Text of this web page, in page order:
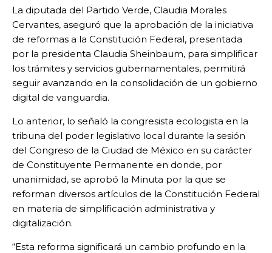
La diputada del Partido Verde, Claudia Morales
Cervantes, aseguró que la aprobación de la iniciativa
de reformas a la Constitución Federal, presentada
por la presidenta Claudia Sheinbaum, para simplificar
los trámites y servicios gubernamentales, permitirá
seguir avanzando en la consolidación de un gobierno
digital de vanguardia.
Lo anterior, lo señaló la congresista ecologista en la
tribuna del poder legislativo local durante la sesión
del Congreso de la Ciudad de México en su carácter
de Constituyente Permanente en donde, por
unanimidad, se aprobó la Minuta por la que se
reforman diversos artículos de la Constitución Federal
en materia de simplificación administrativa y
digitalización.
“Esta reforma significará un cambio profundo en la